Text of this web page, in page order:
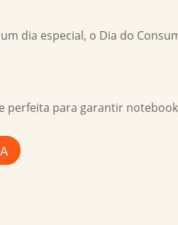
dia especial, o Dia do
perfeita para garantir